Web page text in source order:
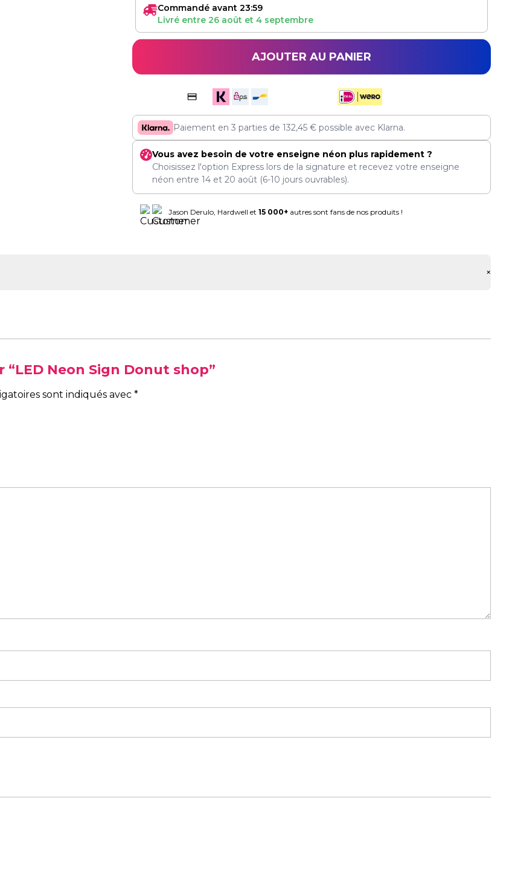
Commandé avant 23:59
Livré entre 26 août et 4 septembre
AJOUTER AU PANIER
Paiement en 3 parties de132,45€ possible avec Klarna.
Vous avez besoin de votre enseigne néon plus rapidement ?
Choisissez l'option Express lors de la signature et recevez votre enseigne
néon entre 14et 20 août(6-10 jours ouvrables).
Jason Derulo, Hardwell et 15 000+autres sont fans de nos produits !
+
Neon Sign Donut shop”
sont indiqués avec *